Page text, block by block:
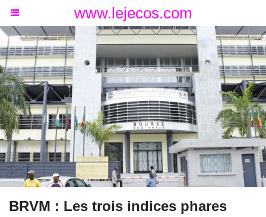
www.lejecos.com
BRVM : Les trois indices phares